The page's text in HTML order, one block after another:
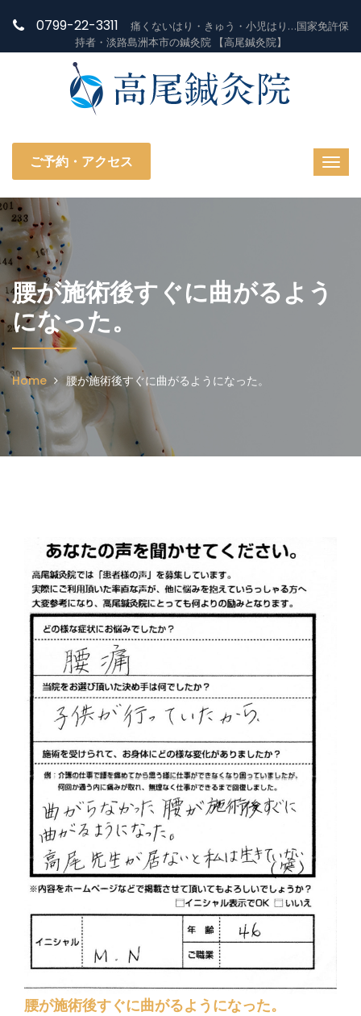
0799-22-3311
痛くないはり・きゅう・小児はり…国家免許保
持者・淡路島洲本市の鍼灸院 【高尾鍼灸院】
ご予約・アクセス
腰が施術後すぐに曲がるよう
になった。
Home 腰が施術後すぐに曲がるようになった。
腰が施術後すぐに曲がるようになった。